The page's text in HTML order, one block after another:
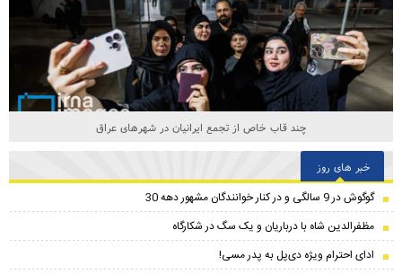
چند قاب خاص از تجمع ایرانیان در شهرهای عراق
خبر های روز
گوگوش در 9 سالگی و در کنار خوانندگان مشهور دهه 30
مظفرالدین شاه با درباریان و یک سگ در شکارگاه
ادای احترام ویژه دی‌پل به پدر مسی!